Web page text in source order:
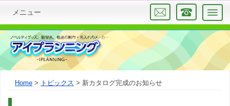
メニュー
Home トピックス 新カタログ完成のお知らせ